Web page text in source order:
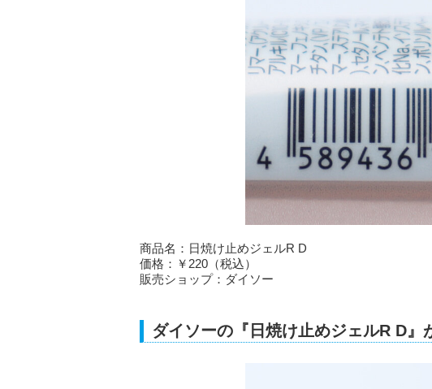
商品名：日焼け止めジェルR D
価格：￥220（税込）
販売ショップ：ダイソー
ダイソーの『日焼け止めジェルR D』